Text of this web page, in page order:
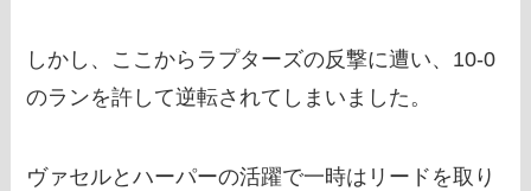
しかし、ここからラプターズの反撃に遭い、10-0
のランを許して逆転されてしまいました。
ヴァセルとハーパーの活躍で一時はリードを取り